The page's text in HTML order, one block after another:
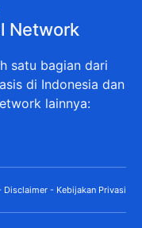
Network
satu bagian dari
di Indonesia dan
lainnya:
Disclaimer - Kebijakan Privasi